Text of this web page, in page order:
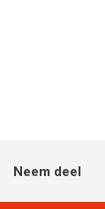
Neem deel